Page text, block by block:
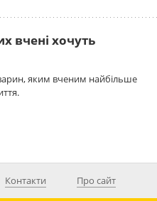
вчені хочуть
яким вченим найбільше
Контакти Про сайт